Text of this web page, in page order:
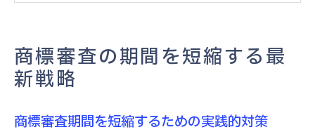
介
登録までの平均期間と早期取得の秘訣
商標登録までの平均期間を徹底比較しよう
商標審査の期間を短縮する最
新戦略
商標審査期間を短縮するための実践的対策